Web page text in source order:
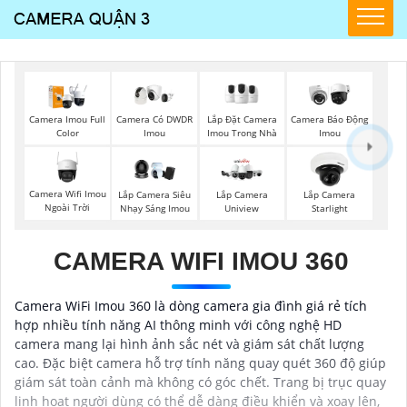
Camera Imou Full
Color
Camera Có DWDR
Imou
Lắp Đặt Camera
Imou Trong Nhà
Camera Báo Động
Imou
Camera Wifi Imou
Ngoài Trời
Lắp Camera Siêu
Nhạy Sáng Imou
Lắp Camera
Uniview
Lắp Camera
Starlight
CAMERA WIFI IMOU 360
Camera WiFi Imou 360 là dòng camera gia đình giá rẻ tích
hợp nhiều tính năng AI thông minh với công nghệ HD
camera mang lại hình ảnh sắc nét và giám sát chất lượng
cao. Đặc biệt camera hỗ trợ tính năng quay quét 360 độ giúp
giám sát toàn cảnh mà không có góc chết. Trang bị trục quay
linh hoạt người dùng có thể dễ dàng điều khiển và xoay lên,